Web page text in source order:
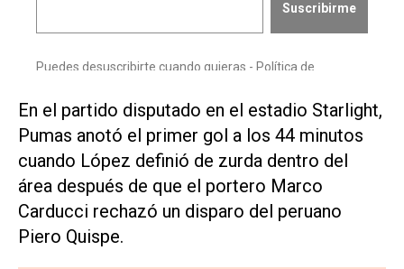
En el partido disputado en el estadio Starlight,
Pumas anotó el primer gol a los 44 minutos
cuando López definió de zurda dentro del
área después de que el portero Marco
Carducci rechazó un disparo del peruano
Piero Quispe.